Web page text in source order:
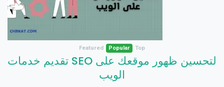
Featured Popular Top
تقديم خدمات SEO لتحسين ظهور موقعك على
الويب